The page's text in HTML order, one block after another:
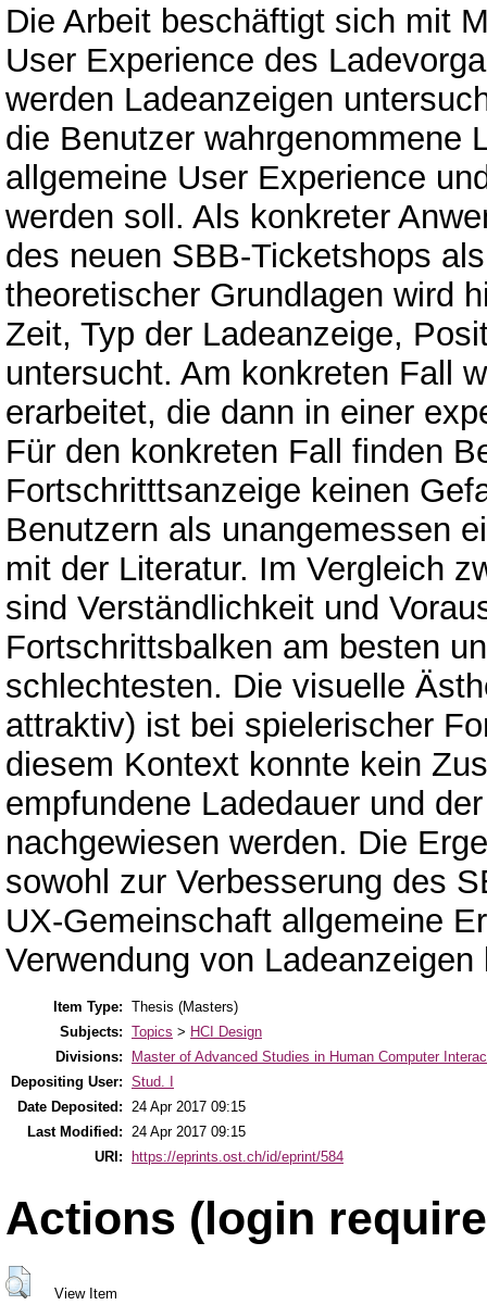
Die Arbeit beschäftigt sich mit
User Experience des
werden Ladeanzeigen
die Benutzer wahrgenommene
allgemeine User Experience
werden soll. Als konkreter
des neuen SBB-Ticketshops
theoretischer Grundlagen wird
Zeit, Typ der Ladeanzeige,
untersucht. Am konkreten Fall
erarbeitet, die dann in einer
Für den konkreten Fall finden
Fortschritttsanzeige keinen
Benutzern als unangemessen
mit der Literatur. Im Vergleich
sind Verständlichkeit und
Fortschrittsbalken am besten
schlechtesten. Die visuelle
attraktiv) ist bei spielerischer
diesem Kontext konnte kein
empfundene Ladedauer und
nachgewiesen werden. Die
sowohl zur Verbesserung des
UX-Gemeinschaft allgemeine
Verwendung von Ladeanzeigen
Item Type: Thesis (Masters)
Subjects: Topics > HCI Design
Divisions:
Master of Advanced Studies in Human Computer
Depositing User: Stud. I
Date Deposited: 24 Apr 2017 09:15
Last Modified: 24 Apr 2017 09:15
URI:
https://eprints.ost.ch/id/eprint/584
Actions (login
View Item